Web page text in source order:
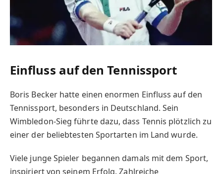
Einfluss auf den Tennissport
Boris Becker hatte einen enormen Einfluss auf den
Tennissport, besonders in Deutschland. Sein
Wimbledon-Sieg führte dazu, dass Tennis plötzlich zu
einer der beliebtesten Sportarten im Land wurde.
Viele junge Spieler begannen damals mit dem Sport,
inspiriert von seinem Erfolg. Zahlreiche